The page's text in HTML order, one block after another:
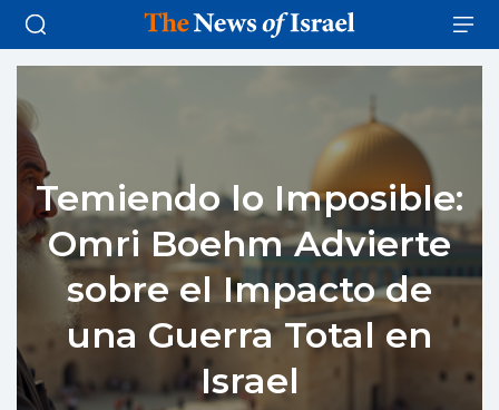
Temiendo lo Imposible:
Omri Boehm Advierte
sobre el Impacto de
una Guerra Total en
Israel